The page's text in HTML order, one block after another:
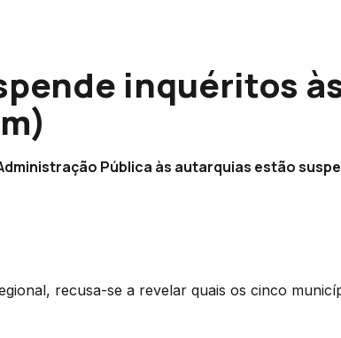
inquéritos
Pública às autarquias estão
recusa-se a revelar quais os cinco